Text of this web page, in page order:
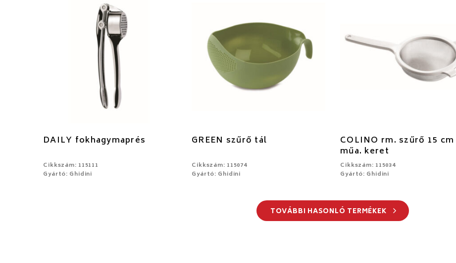
DAILY fokhagymaprés
Cikkszám: 115111
Gyártó: Ghidini
GREEN szűrő tál
Cikkszám: 115074
Gyártó: Ghidini
COLINO rm. szűrő 15 cm
műa. keret
Cikkszám: 115034
Gyártó: Ghidini
TOVÁBBI HASONLÓ TERMÉKEK